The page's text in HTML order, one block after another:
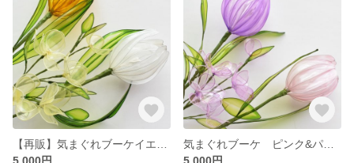
5,000円
5,000円